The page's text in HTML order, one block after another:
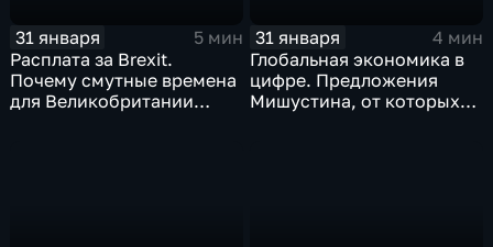
31 января
5 мин
Расплата за Brexit.
Почему смутные времена
для Великобритании
31 января
4 мин
Глобальная экономика в
цифре. Предложения
Мишустина, от которых